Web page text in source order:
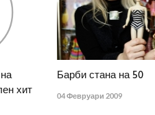
хит
Барби стана на 50
04 Февруари 2009